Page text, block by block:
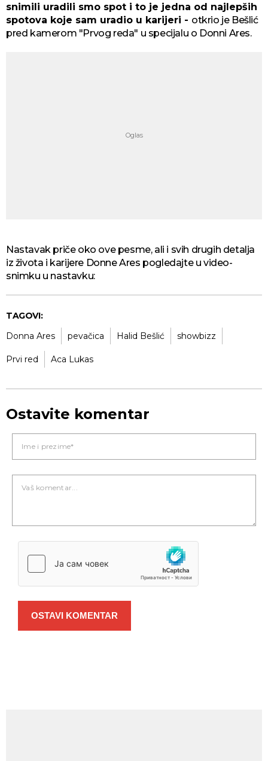
snimili uradili smo spot i to je jedna od najlepših
spotova koje sam uradio u karijeri - otkrio je Bešlić
pred kamerom "Prvog reda" u specijalu o Donni Ares.
Nastavak priče oko ove pesme, ali i svih drugih detalja
iz života i karijere Donne Ares pogledajte u video-
snimku u nastavku:
TAGOVI:
Donna Ares
pevačica Halid Bešlić showbizz
Prvi red Aca Lukas
Ostavite komentar
OSTAVI KOMENTAR